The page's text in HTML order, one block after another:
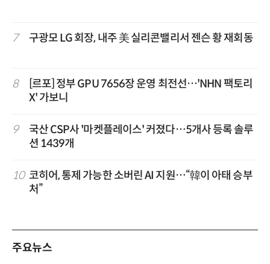
7 구광모 LG 회장, 내주 美 실리콘밸리서 젠슨 황 재회동
8
[르포] 정부 GPU 7656장 운영 최전선…'NHN 팩토리
X' 가보니
9
국산 CSP사 '마켓플레이스' 커졌다…5개사 등록 솔루
션 1439개
10 코히어, 통제 가능한 소버린 AI 지원…“韓이 아태 승부
처”
주요뉴스